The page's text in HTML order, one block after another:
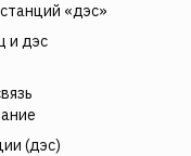
«дэс»
и дэс
(дэс)